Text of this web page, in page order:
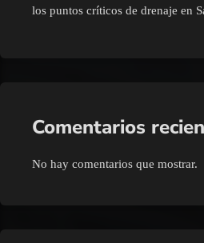
los puntos críticos de drenaje en
Comentarios
No hay comentarios que mostrar.